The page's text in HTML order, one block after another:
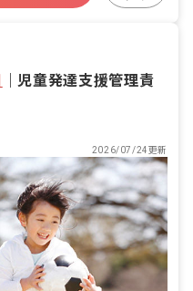
｜児童発達支援管理責
2026/07/24更新